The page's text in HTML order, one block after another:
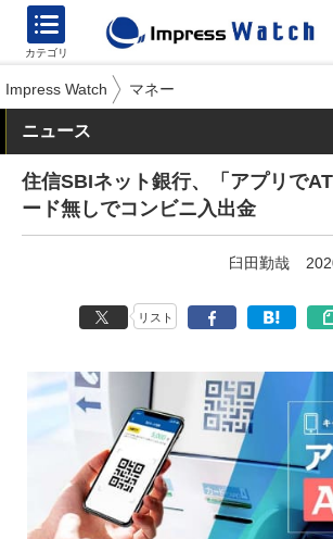
カテゴリ
Impress Watch マネー
ニュース
住信SBIネット銀行、「アプリで
ード無しでコンビニ入出金
臼田勤哉
リスト